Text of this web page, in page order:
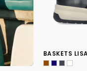
BASKETS